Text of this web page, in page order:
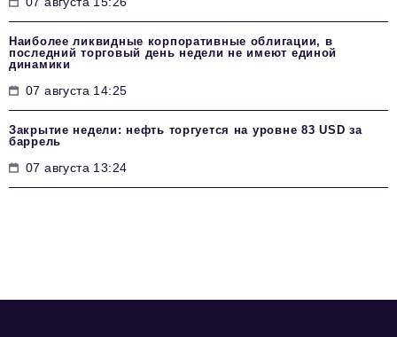
Наиболее ликвидные корпоративные облигации, в
последний торговый день недели не имеют единой
динамики
07 августа 14:25
Закрытие недели: нефть торгуется на уровне 83 USD за
баррель
07 августа 13:24